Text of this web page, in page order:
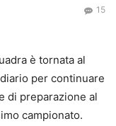
15
è tornata al
per continuare
di preparazione al
campionato.